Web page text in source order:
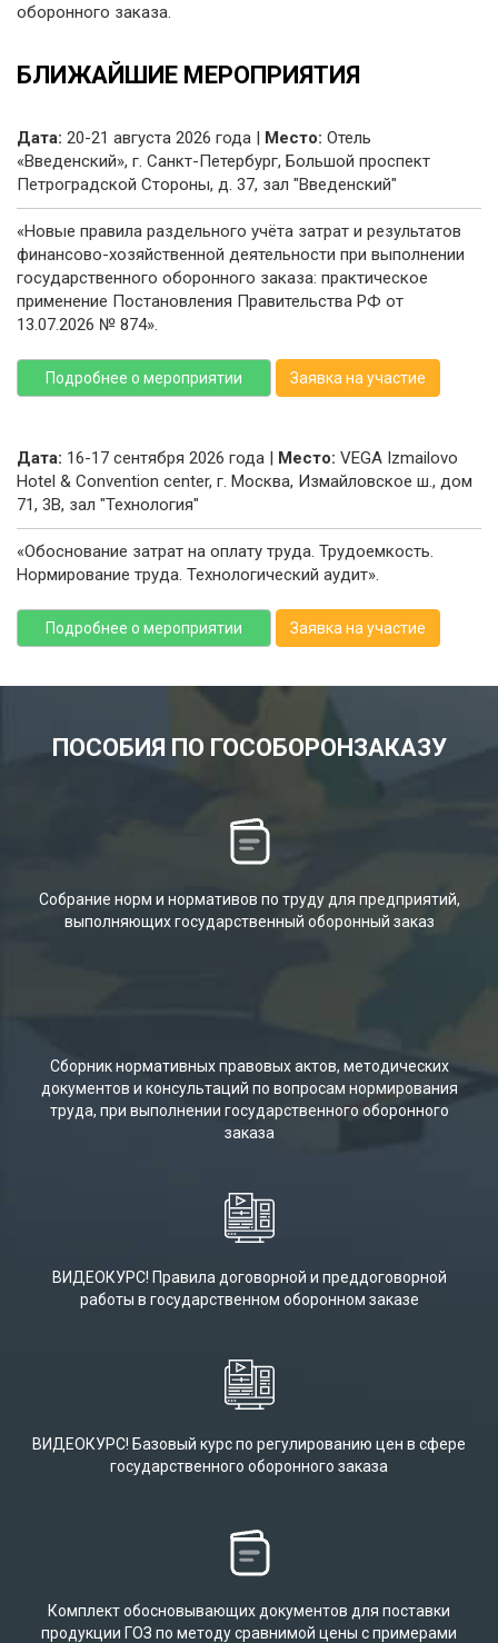
оборонного заказа.
БЛИЖАЙШИЕ МЕРОПРИЯТИЯ
Дата: 20-21 августа 2026 года | Место: Отель
«Введенский», г. Санкт-Петербург, Большой проспект
Петроградской Стороны, д. 37, зал "Введенский"
«Новые правила раздельного учёта затрат и результатов
финансово-хозяйственной деятельности при выполнении
государственного оборонного заказа: практическое
применение Постановления Правительства РФ от
13.07.2026 № 874».
Подробнее о мероприятии Заявка на участие
Дата: 16-17 сентября 2026 года | Место: VEGA Izmailovo
Hotel & Convention center, г. Москва, Измайловское ш., дом
71, 3В, зал "Технология"
«Обоснование затрат на оплату труда. Трудоемкость.
Нормирование труда. Технологический аудит».
Подробнее о мероприятии Заявка на участие
ПОСОБИЯ ПО ГОСОБОРОНЗАКАЗУ
Собрание норм и нормативов по труду для предприятий,
выполняющих государственный оборонный заказ
Сборник нормативных правовых актов, методических
документов и консультаций по вопросам нормирования
труда, при выполнении государственного оборонного
заказа
ВИДЕОКУРС! Правила договорной и преддоговорной
работы в государственном оборонном заказе
ВИДЕОКУРС! Базовый курс по регулированию цен в сфере
государственного оборонного заказа
Комплект обосновывающих документов для поставки
продукции ГОЗ по методу сравнимой цены с примерами